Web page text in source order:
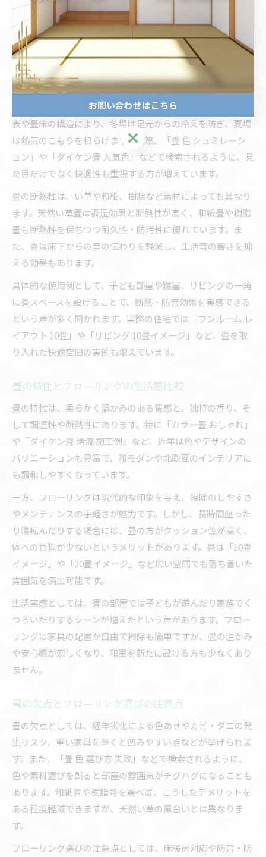
に合わせて畳とフローリングの特徴を比較検討しましょう。
特に子育て世帯や高齢者のいるご家庭では、畳のクッション
性や安全性が安心材料となるケースが多く見られます。
畳が持つ断熱性や防音性の実際の違い
畳は、床材の中でも特に断熱性と防音性に優れています。畳
表や畳床の構造により、冬場は足元からの冷えを防ぎ、夏場
は熱気のこもりを和らげます。実際、「畳 色 シュミレーシ
ョン」や「ダイケン畳 人気色」などで検索されるように、見
た目だけでなく快適性も重視する方が増えています。
畳の断熱性は、い草や和紙、樹脂など素材によっても異なり
ます。天然い草畳は調湿効果と断熱性が高く、和紙畳や樹脂
畳も断熱性を保ちつつ耐久性・防汚性に優れています。ま
た、畳は床下からの音の伝わりを軽減し、生活音の響きを抑
える効果もあります。
具体的な使用例として、子ども部屋や寝室、リビングの一角
に畳スペースを設けることで、断熱・防音効果を実感できる
という声が多く聞かれます。実際の住宅では「ワンルーム レ
イアウト 10畳」や「リビング 10畳イメージ」など、畳を取
り入れた快適空間の実例も増えています。
畳の特性とフローリングの生活感比較
畳の特性は、柔らかく温かみのある質感と、独特の香り、そ
して調湿性や断熱性にあります。特に「カラー畳 おしゃれ」
や「ダイケン畳 清流 施工例」など、近年は色やデザインの
バリエーションも豊富で、和モダンや北欧風のインテリアに
も調和しやすくなっています。
一方、フローリングは現代的な印象を与え、掃除のしやすさ
やメンテナンスの手軽さが魅力です。しかし、長時間座った
り寝転んだりする場合には、畳の方がクッション性が高く、
体への負担が少ないというメリットがあります。畳は「10畳
イメージ」や「20畳イメージ」など広い空間でも落ち着いた
雰囲気を演出可能です。
生活実感としては、畳の部屋では子どもが遊んだり家族でく
つろいだりするシーンが増えたという声があります。フロー
リングは家具の配置が自由で掃除も簡単ですが、畳の温かみ
や安心感が恋しくなり、和室を新たに設ける方も少なくあり
ません。
畳の欠点とフローリング選びの注意点
畳の欠点としては、経年劣化による色あせやカビ・ダニの発
生リスク、重い家具を置くと凹みやすい点などが挙げられま
す。また、「畳 色 選び方 失敗」などで検索されるように、
色や素材選びを誤ると部屋の雰囲気がチグハグになることも
あります。和紙畳や樹脂畳を選べば、こうしたデメリットを
ある程度軽減できますが、天然い草の風合いとは異なりま
す。
フローリング選びの注意点としては、床暖房対応や防音・防
お問い合わせはこちら
お問い合わせはこちら